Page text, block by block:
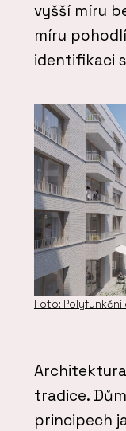
vyšší míru
míru
identifikaci
Foto:
tradice.
principech